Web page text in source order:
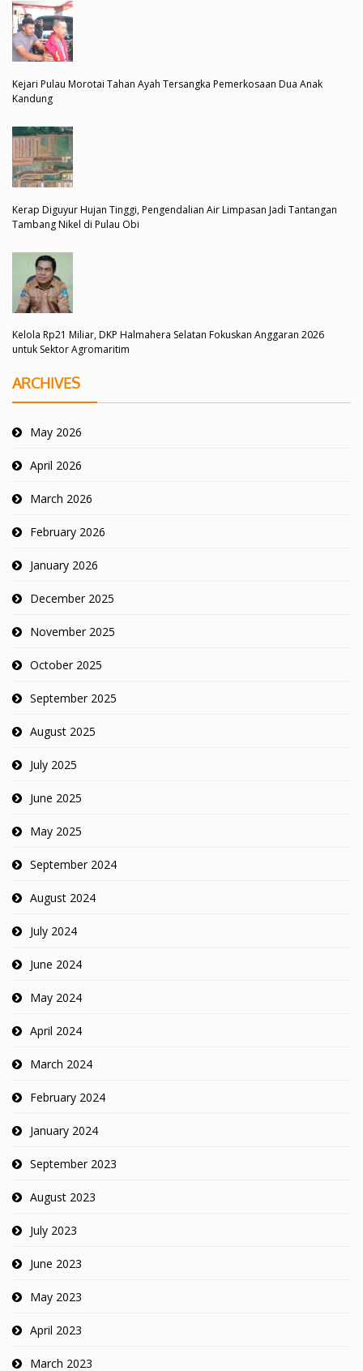
Kejari Pulau Morotai Tahan Ayah Tersangka Pemerkosaan Dua Anak
Kandung
Kerap Diguyur Hujan Tinggi, Pengendalian Air Limpasan Jadi Tantangan
Tambang Nikel di Pulau Obi
Kelola Rp21 Miliar, DKP Halmahera Selatan Fokuskan Anggaran 2026
untuk Sektor Agromaritim
ARCHIVES
May 2026
April 2026
March 2026
February 2026
January 2026
December 2025
November 2025
October 2025
September 2025
August 2025
July 2025
June 2025
May 2025
September 2024
August 2024
July 2024
June 2024
May 2024
April 2024
March 2024
February 2024
January 2024
September 2023
August 2023
July 2023
June 2023
May 2023
April 2023
March 2023